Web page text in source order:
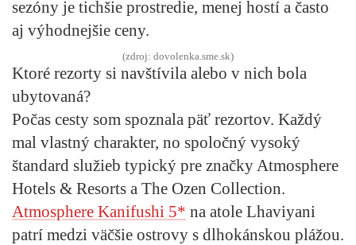
sezóny je tichšie prostredie, menej hostí a často
aj výhodnejšie ceny.
(zdroj: dovolenka.sme.sk)
Ktoré rezorty si navštívila alebo v nich bola
ubytovaná?
Počas cesty som spoznala päť rezortov. Každý
mal vlastný charakter, no spoločný vysoký
štandard služieb typický pre značky Atmosphere
Hotels & Resorts a The Ozen Collection.
Atmosphere Kanifushi 5* na atole Lhaviyani
patrí medzi väčšie ostrovy s dlhokánskou plážou.